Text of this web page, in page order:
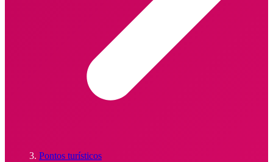
Pontos turísticos